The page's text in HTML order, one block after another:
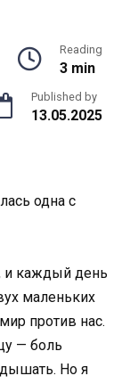
Reading
3 min
Published by
13.05.2025
одна с
и каждый день
маленьких
против нас.
— боль
Но я